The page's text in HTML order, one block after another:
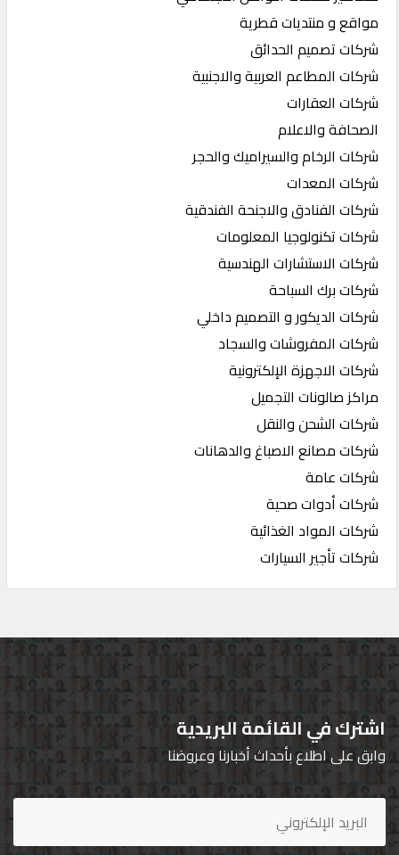
مواقع و منتديات قطرية
شركات تصميم الحدائق
شركات المطاعم العربية والاجنبية
شركات العقارات
الصحافة والاعلام
شركات الرخام والسيراميك والحجر
شركات المعدات
شركات الفنادق والاجنحة الفندقية
شركات تكنولوجيا المعلومات
شركات الاستشارات الهندسية
شركات برك السباحة
شركات الديكور و التصميم داخلي
شركات المفروشات والسجاد
شركات الاجهزة الإلكترونية
مراكز صالونات التجميل
شركات الشحن والنقل
شركات مصانع الاصباغ والدهانات
شركات عامة
شركات أدوات صحية
شركات المواد الغذائية
شركات تأجير السيارات
اشترك في القائمة البريدية
وابق على اطلاع بأحداث أخبارنا وعروضنا